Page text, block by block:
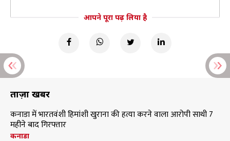
आपने पूरा पढ़ लिया है
ताज़ा खबरें
कनाडा में भारतवंशी हिमांशी खुराना की हत्या करने वाला आरोपी साथी 7
महीने बाद गिरफ्तार
कनाडा